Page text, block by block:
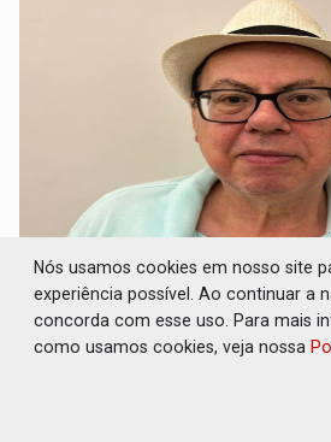
BUSCANDO A
número de ex-deputados de
eleitorais
Buscam conquistar vagas na
Nós usamos cookies em nosso site
experiência possível. Ao continuar a
concorda com esse uso. Para mais
como usamos cookies, veja nossa